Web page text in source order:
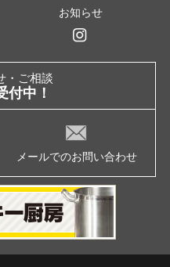
お知らせ
・ご相談
付中！
メールでのお問い合わせ